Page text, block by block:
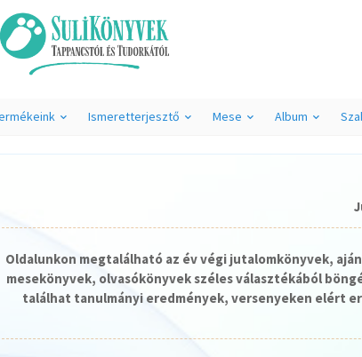
Ismeretterjesztő Mese Album
Oldalunkon megtalálható az év végi jutalomkönyvek,
mesekönyvek, olvasókönyvek széles választékából
találhat tanulmányi eredmények, versenyeken elért